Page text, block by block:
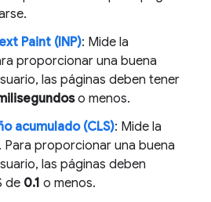
Paint (INP): Mide la
proporcionar una buena
las páginas deben tener
o menos.
acumulado (CLS): Mide la
Para proporcionar una buena
las páginas deben
de 0.1 o menos.